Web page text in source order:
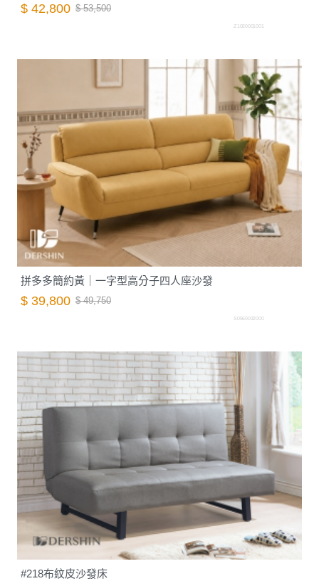
$ 42,800 $ 53,500
Z1020001001
拼多多簡約黃｜一字型高分子四人座沙發
$ 39,800 $ 49,750
S0560032000
#218布紋皮沙發床